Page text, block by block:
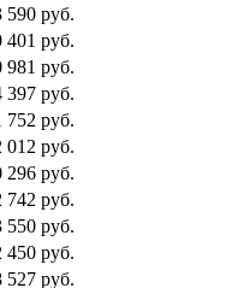
590 руб.
401 руб.
981 руб.
397 руб.
752 руб.
012 руб.
296 руб.
742 руб.
550 руб.
450 руб.
527 руб.